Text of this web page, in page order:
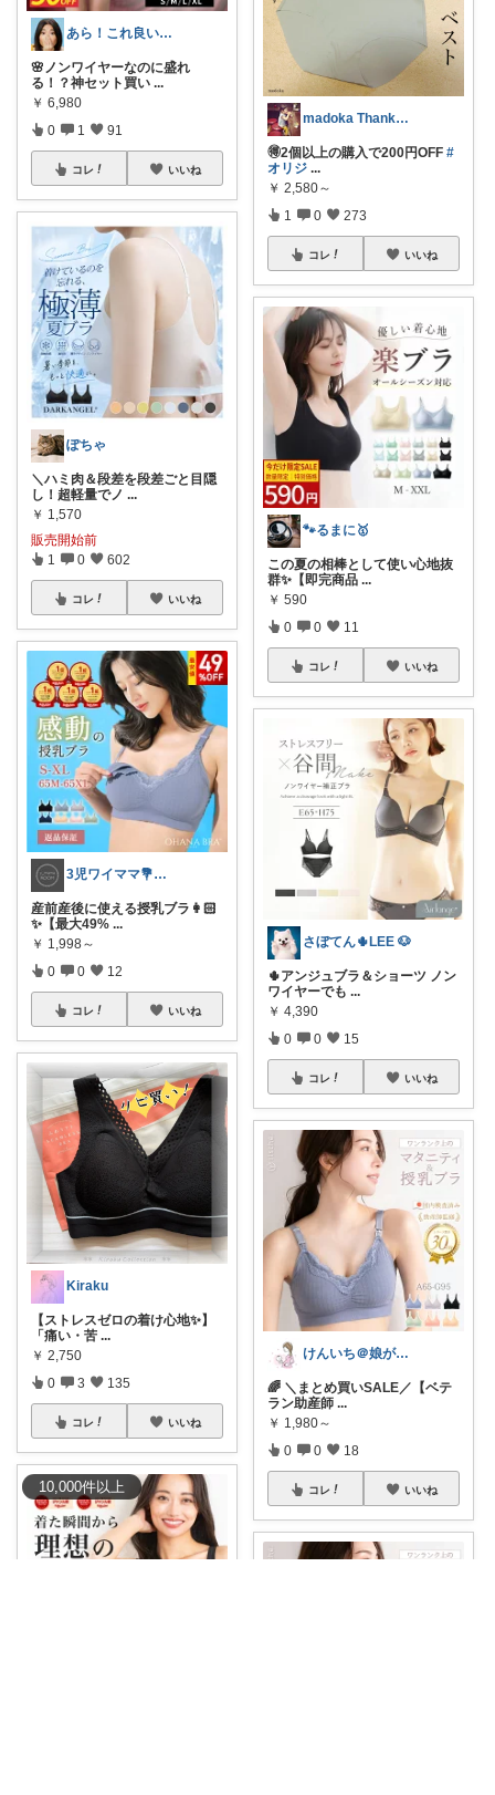
10,000件以上
あら！これ良いわね～
🌸ノンワイヤーなのに盛れ
る！？神セット買い ...
￥ 6,980
0 1 91
コレ いいね
ぽちゃ
＼ハミ肉＆段差を段差ごと目隠
し！超軽量でノ ...
￥ 1,570
販売開始前
1 0 602
コレ いいね
3児ワイママ💐バタバタでも回る暮らし✨
産前産後に使える授乳ブラ👩🏻
✨【最大49% ...
￥ 1,998～
0 0 12
コレ いいね
Kiraku
【ストレスゼロの着け心地✨】
「痛い・苦 ...
￥ 2,750
0 3 135
コレ いいね
madoka‪︎‬ Thanks☺︎
🉐2個以上の購入で200円OFF #
オリジ ...
￥ 2,580～
1 0 273
コレ いいね
🐾るまに🥇
この夏の相棒として使い心地抜
群✨【即完商品 ...
￥ 590
0 0 11
コレ いいね
さぼてん🌵LEE 🐶
🌵アンジュブラ＆ショーツ ノン
ワイヤーでも ...
￥ 4,390
0 0 15
コレ いいね
けんいち＠娘が喜んだマタニティ用品
🌈 ＼まとめ買いSALE／【ベテ
ラン助産師 ...
￥ 1,980～
0 0 18
コレ いいね